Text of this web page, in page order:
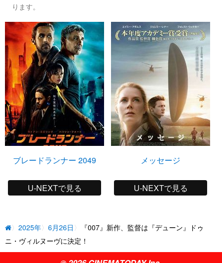
ります。
ブレードランナー 2049
U-NEXTで見る
メッセージ
U-NEXTで見る
2025年 6月26日
『007』新作、監督は『デューン』ドゥ
ニ・ヴィルヌーヴに決定！